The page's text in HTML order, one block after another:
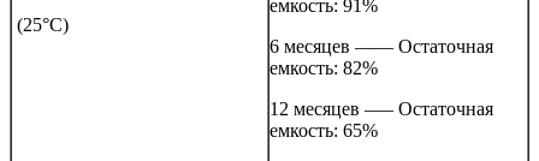
(25°С)
емкость: 91%
6 месяцев —— Остаточная
емкость: 82%
12 месяцев —– Остаточная
емкость: 65%